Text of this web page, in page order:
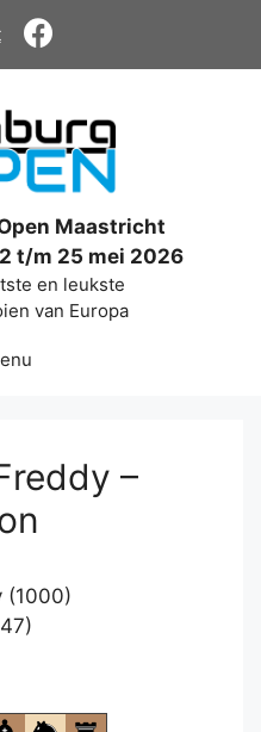
Maastricht
t/m 25 mei 2026
en leukste
van Europa
–
(1000)